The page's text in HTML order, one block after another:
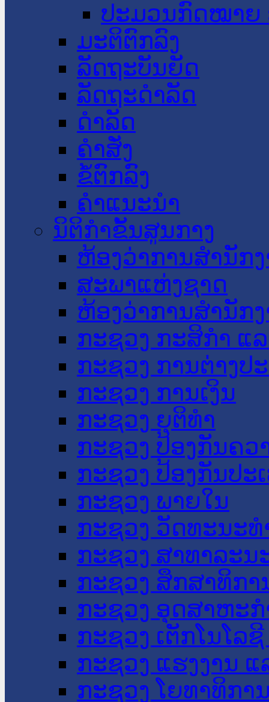
ປະມວນກົດໝາຍ
ມະຕິຕົກລົງ
ລັດຖະບັນຍັດ
ລັດຖະດໍາລັດ
ດໍາລັດ
ຄໍາສັ່ງ
ຂໍ້ຕົກລົງ
ຄໍາແນະນໍາ
ນິຕິກໍາຂັ້ນສູນກາງ
ຫ້ອງວ່າການສໍານັກ
ສະພາແຫ່ງຊາດ
ຫ້ອງວ່າການສຳນັກ
ກະຊວງ ກະສິກຳ ແ
ກະຊວງ ການຕ່າງປ
ກະຊວງ ການເງິນ
ກະຊວງ ຍຸຕິທໍາ
ກະຊວງ ປ້ອງກັນຄວ
ກະຊວງ ປ້ອງກັນປະ
ກະຊວງ ພາຍໃນ
ກະຊວງ ວັດທະນະ
ກະຊວງ ສາທາລະນ
ກະຊວງ ສຶກສາທິກາ
ກະຊວງ ອຸດສາຫະ
ກະຊວງ ເຕັກໂນໂລ
ກະຊວງ ແຮງງານ
ກະຊວງ ໂຍທາທິກາ